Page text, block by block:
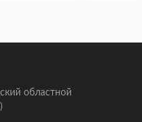
областной